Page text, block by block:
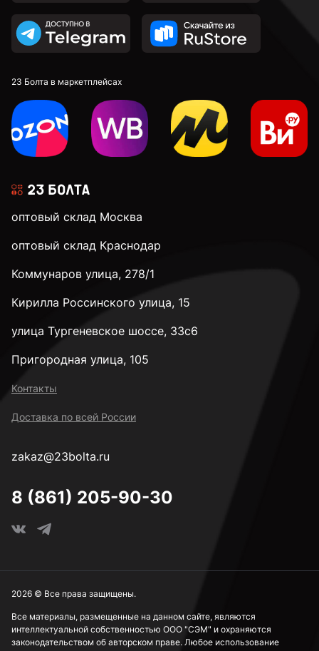
23 Болта в маркетплейсах
оптовый склад Москва
оптовый склад Краснодар
Коммунаров улица, 278/1
Кирилла Россинского улица, 15
улица Тургеневское шоссе, 33с6
Пригородная улица, 105
Контакты
Доставка по всей России
zakaz@23bolta.ru
8 (861) 205-90-30
Все материалы, размещенные на данном сайте, являются
интеллектуальной собственностью ООО "СЭМ" и охраняются
законодательством об авторском праве. Любое использование
2026 © Все права защищены.